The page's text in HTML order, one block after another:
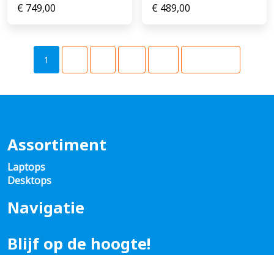
€ 749,00 € 489,00
1
Assortiment
Laptops
Desktops
Navigatie
Blijf op de hoogte!